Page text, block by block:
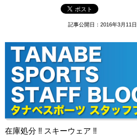
記事公開日：2016年3月11
在庫処分 ‼︎ スキーウェア ‼︎